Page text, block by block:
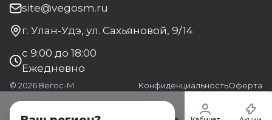
site@vegosm.ru
г. Улан-Удэ, ул. Сахьяновой, 9/14
с 9:00 до 18:00
Ежедневно
© 2026 Вегос-М КонфиденциальностьОферта